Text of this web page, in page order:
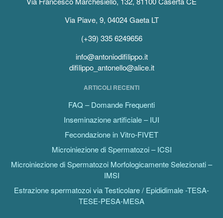
Via Piave, 9, 04024 Gaeta LT
(+39) 335 6249656
info@antoniodifilippo.it
difilippo_antonello@alice.it
ARTICOLI RECENTI
FAQ – Domande Frequenti
Inseminazione artificiale – IUI
Fecondazione in Vitro-FIVET
Microiniezione di Spermatozoi – ICSI
Microiniezione di Spermatozoi Morfologicamente Selezionati –
IMSI
Estrazione spermatozoi via Testicolare / Epididimale -TESA-
TESE-PESA-MESA